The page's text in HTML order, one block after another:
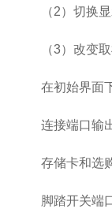
（2）切换
（3）改变
在初始界面
连接端口输
存储卡和选
脚踏开关端